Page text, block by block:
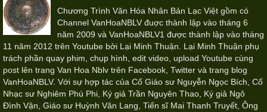
Chương Trình Văn Hóa Nhân Bản Lạc Việt gồm có
Channel VanHoaNBLV đuợc thành lập vào tháng 6
năm 2009 và VanHoaNBLV1 được thành lập vào tháng
11 năm 2012 trên Youtube bởi Lại Minh Thuận. Lại Minh Thuận phụ
trách phần quay phim, chụp hình, edit video, upload Youtube cùng
post lên trang Van Hoa Nblv trên Facebook, Twitter và trang blog
VanHoaNBLV. Với sự hợp tác của Cố Giáo sư Nguyễn Ngọc Bích, Cố
Nhạc sư Nghiêm Phú Phi, Ký giả Trần Nguyên Thao, Ký giả Ngô
Đình Vận, Giáo sư Huỳnh Văn Lang, Tiến sĩ Mai Thanh Truyết, Ông